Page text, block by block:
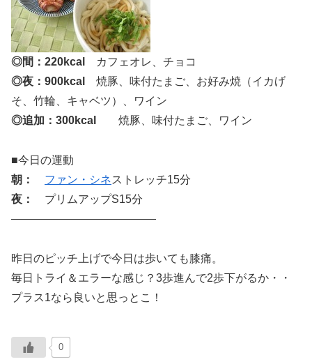
◎間：220kcal
カフェオレ、チョコ
◎夜：900kcal
焼豚、味付たまご、お好み焼（イカげ
そ、竹輪、キャベツ）、ワイン
◎追加：300kcal
焼豚、味付たまご、ワイン
■今日の運動
朝：
ファン・シネストレッチ15分
夜：
プリムアップS15分
—————————————
昨日のピッチ上げで今日は歩いても膝痛。
毎日トライ＆エラーな感じ？3歩進んで2歩下がるか・・
プラス1なら良いと思っとこ！
0